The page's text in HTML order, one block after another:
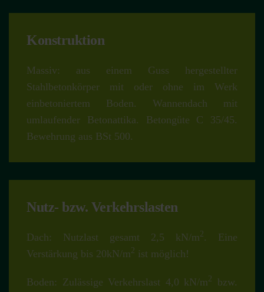
Konstruktion
Massiv: aus einem Guss hergestellter
Stahlbetonkörper mit oder ohne im Werk
einbetoniertem Boden. Wannendach mit
umlaufender Betonattika. Betongüte C 35/45.
Bewehrung aus BSt 500.
Nutz- bzw. Verkehrslasten
Dach: Nutzlast gesamt 2,5 kN/m2 . Eine
Verstärkung bis 20kN/m2 ist möglich!
Boden: Zulässige Verkehrslast 4,0 kN/m2
bzw.